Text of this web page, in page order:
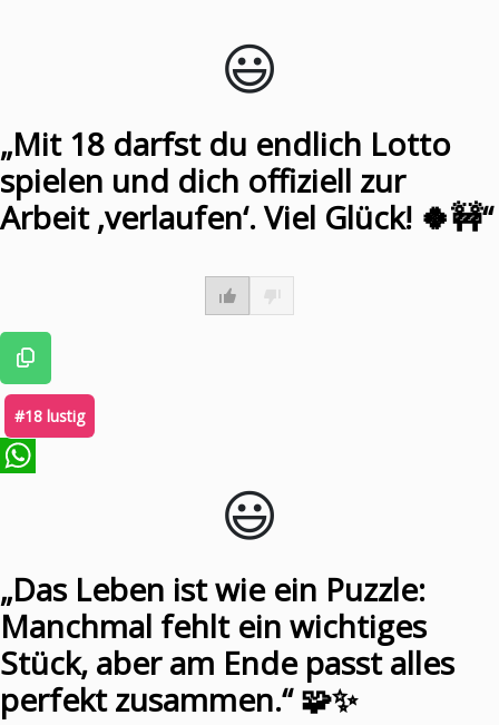
😃️
„Mit 18 darfst du endlich Lotto
spielen und dich offiziell zur
Arbeit ‚verlaufen‘. Viel Glück! 🍀🚧“
#18 lustig
😃️
„Das Leben ist wie ein Puzzle:
Manchmal fehlt ein wichtiges
Stück, aber am Ende passt alles
perfekt zusammen.“ 🧩✨